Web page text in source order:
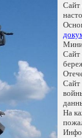
Сайт
Сайт
Сайт
На